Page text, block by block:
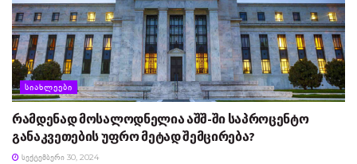
ᲡᲘᲐᲮᲚᲔᲔᲑᲘ
რამდენად მოსალოდნელია აშშ-ში საპროცენტო
განაკვეთების უფრო მეტად შემცირება?
ᲡᲔᲥᲢᲔᲛᲑᲔᲠᲘ 30, 2024